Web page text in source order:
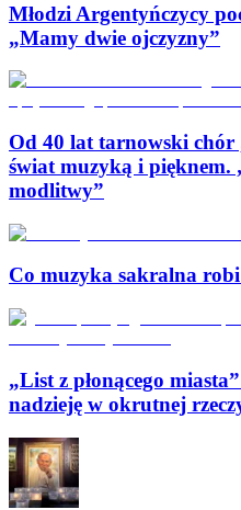
Młodzi Argentyńczycy
„Mamy dwie ojczyzny”
Od 40 lat tarnowski chór
świat muzyką i pięknem.
modlitwy”
Co muzyka sakralna
„List z płonącego
nadzieję w okrutnej